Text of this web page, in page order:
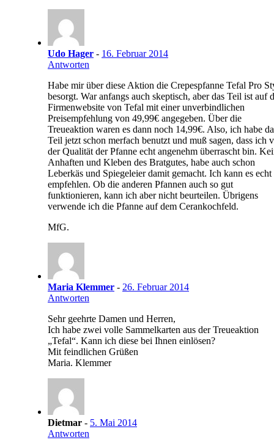
Udo Hager - 16. Februar 2014
Antworten
Habe mir über diese Aktion die Crepespfanne Tefal Pro
besorgt. War anfangs auch skeptisch, aber das Teil ist auf
Firmenwebsite von Tefal mit einer unverbindlichen
Preisempfehlung von 49,99€ angegeben. Über die
Treueaktion waren es dann noch 14,99€. Also, ich habe
Teil jetzt schon merfach benutzt und muß sagen, dass ich
der Qualität der Pfanne echt angenehm überrascht bin.
Anhaften und Kleben des Bratgutes, habe auch schon
Leberkäs und Spiegeleier damit gemacht. Ich kann es echt
empfehlen. Ob die anderen Pfannen auch so gut
funktionieren, kann ich aber nicht beurteilen. Übrigens
verwende ich die Pfanne auf dem Cerankochfeld.
MfG.
Maria Klemmer - 26. Februar 2014
Antworten
Sehr geehrte Damen und Herren,
Ich habe zwei volle Sammelkarten aus der Treueaktion
„Tefal“. Kann ich diese bei Ihnen einlösen?
Mit feindlichen Grüßen
Maria. Klemmer
Dietmar - 5. Mai 2014
Antworten